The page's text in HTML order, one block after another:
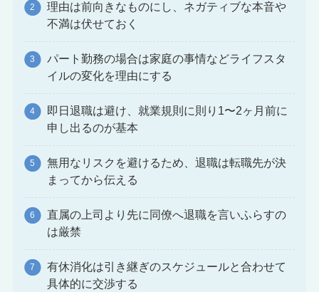
理由は前向きなものにし、ネガティブな本音や
不満は伏せておく
パート勤務の場合は家庭の事情などライフスタ
イルの変化を理由にする
即日退職は避け、就業規則に則り1〜2ヶ月前に
申し出るのが基本
無用なリスクを避けるため、退職は転職先が決
まってから伝える
直属の上司より先に同僚へ退職を言いふらすの
は厳禁
有休消化は引き継ぎのスケジュールと合わせて
具体的に交渉する